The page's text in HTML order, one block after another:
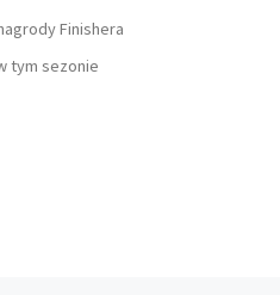
Finishera
tym sezonie